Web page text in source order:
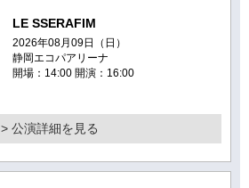
LE SSERAFIM
2026年08月09日（日）
静岡エコパアリーナ
開場：14:00 開演：16:00
> 公演詳細を見る